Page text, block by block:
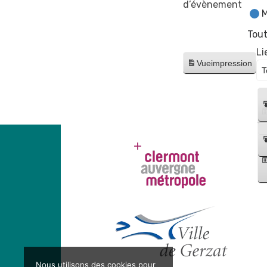
d’évènement
Vueimpression
Nous utilisons des cookies pour